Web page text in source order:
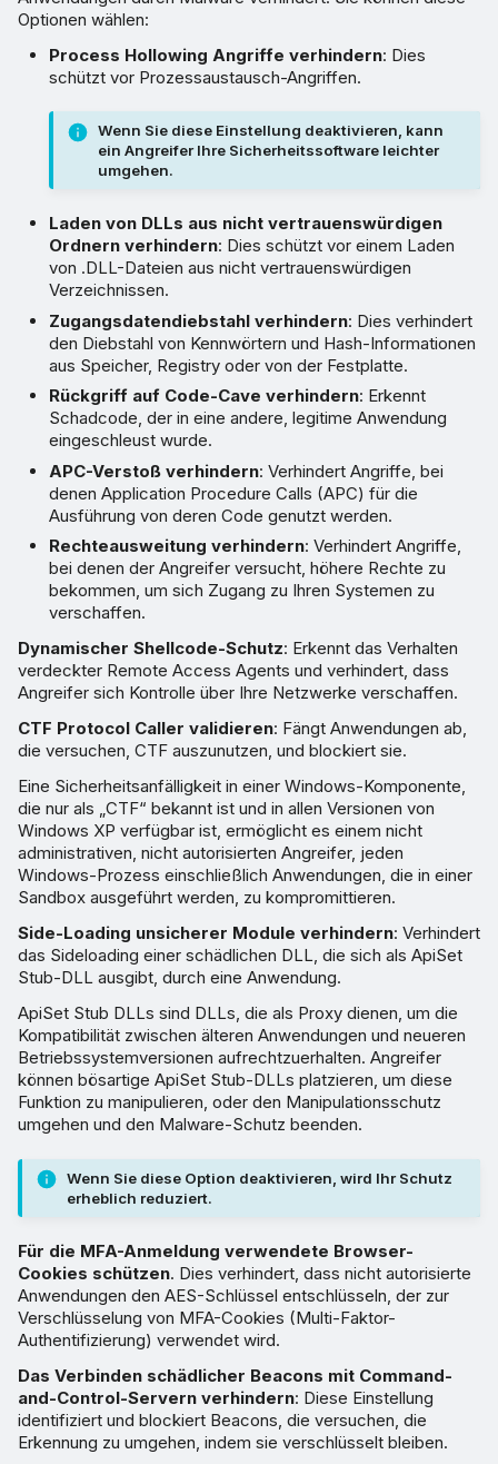
Optionen wählen:
Process Hollowing Angriffe verhindern: Dies
schützt vor Prozessaustausch-Angriffen.
Wenn Sie diese Einstellung deaktivieren, kann
ein Angreifer Ihre Sicherheitssoftware leichter
umgehen.
Laden von DLLs aus nicht vertrauenswürdigen
Ordnern verhindern: Dies schützt vor einem Laden
von .DLL-Dateien aus nicht vertrauenswürdigen
Verzeichnissen.
Zugangsdatendiebstahl verhindern: Dies verhindert
den Diebstahl von Kennwörtern und Hash-Informationen
aus Speicher, Registry oder von der Festplatte.
Rückgriff auf Code-Cave verhindern: Erkennt
Schadcode, der in eine andere, legitime Anwendung
eingeschleust wurde.
APC-Verstoß verhindern: Verhindert Angriffe, bei
denen Application Procedure Calls (APC) für die
Ausführung von deren Code genutzt werden.
Rechteausweitung verhindern: Verhindert Angriffe,
bei denen der Angreifer versucht, höhere Rechte zu
bekommen, um sich Zugang zu Ihren Systemen zu
verschaffen.
Dynamischer Shellcode-Schutz: Erkennt das Verhalten
verdeckter Remote Access Agents und verhindert, dass
Angreifer sich Kontrolle über Ihre Netzwerke verschaffen.
CTF Protocol Caller validieren: Fängt Anwendungen ab,
die versuchen, CTF auszunutzen, und blockiert sie.
Eine Sicherheitsanfälligkeit in einer Windows-Komponente,
die nur als „CTF“ bekannt ist und in allen Versionen von
Windows XP verfügbar ist, ermöglicht es einem nicht
administrativen, nicht autorisierten Angreifer, jeden
Windows-Prozess einschließlich Anwendungen, die in einer
Sandbox ausgeführt werden, zu kompromittieren.
Side-Loading unsicherer Module verhindern: Verhindert
das Sideloading einer schädlichen DLL, die sich als ApiSet
Stub-DLL ausgibt, durch eine Anwendung.
ApiSet Stub DLLs sind DLLs, die als Proxy dienen, um die
Kompatibilität zwischen älteren Anwendungen und neueren
Betriebssystemversionen aufrechtzuerhalten. Angreifer
können bösartige ApiSet Stub-DLLs platzieren, um diese
Funktion zu manipulieren, oder den Manipulationsschutz
umgehen und den Malware-Schutz beenden.
Wenn Sie diese Option deaktivieren, wird Ihr Schutz
erheblich reduziert.
Für die MFA-Anmeldung verwendete Browser-
Cookies schützen. Dies verhindert, dass nicht autorisierte
Anwendungen den AES-Schlüssel entschlüsseln, der zur
Verschlüsselung von MFA-Cookies (Multi-Faktor-
Authentifizierung) verwendet wird.
Das Verbinden schädlicher Beacons mit Command-
and-Control-Servern verhindern: Diese Einstellung
identifiziert und blockiert Beacons, die versuchen, die
Erkennung zu umgehen, indem sie verschlüsselt bleiben.